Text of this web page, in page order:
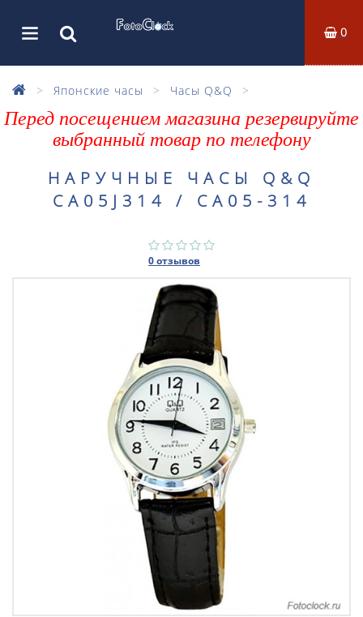
0
Японские часы Часы Q&Q
Перед посещением магазина резервируйте
выбранный товар по телефону
НАРУЧНЫЕ ЧАСЫ Q&Q
CA05J314 / CA05-314
0 отзывов